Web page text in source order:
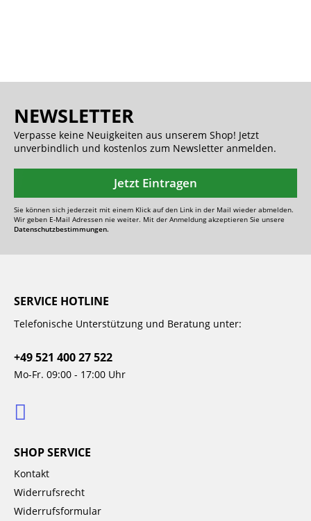
NEWSLETTER
Verpasse keine Neuigkeiten aus unserem Shop! Jetzt
unverbindlich und kostenlos zum Newsletter anmelden.
Jetzt Eintragen
Sie können sich jederzeit mit einem Klick auf den Link in der Mail wieder abmelden.
Wir geben E-Mail Adressen nie weiter. Mit der Anmeldung akzeptieren Sie unsere
Datenschutzbestimmungen.
SERVICE HOTLINE
Telefonische Unterstützung und Beratung unter:
+49 521 400 27 522
Mo-Fr. 09:00 - 17:00 Uhr
SHOP SERVICE
Kontakt
Widerrufsrecht
Widerrufsformular